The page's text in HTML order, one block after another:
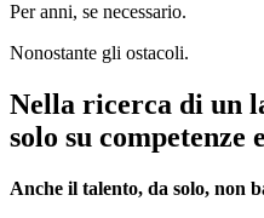
Per anni, se necessario.
Nonostante gli ostacoli.
Nella ricerca di un
solo su competenze
Anche il talento, da solo, non